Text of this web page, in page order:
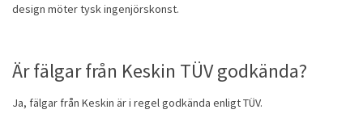
design möter tysk ingenjörskonst.
Är fälgar från Keskin TÜV godkända?
Ja, fälgar från Keskin är i regel godkända enligt TÜV.